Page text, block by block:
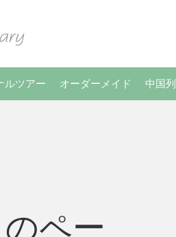
ルツアー オーダーメイド 中国
ペー